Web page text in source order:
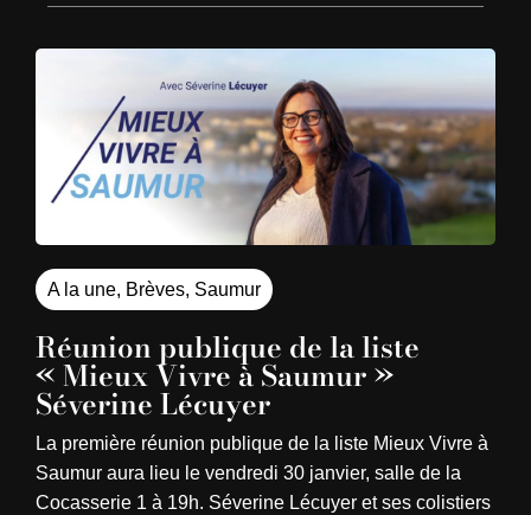
A la une, Brèves, Saumur
Réunion publique de la liste
« Mieux Vivre à Saumur »
Séverine Lécuyer
La première réunion publique de la liste Mieux Vivre à
Saumur aura lieu le vendredi 30 janvier, salle de la
Cocasserie 1 à 19h. Séverine Lécuyer et ses colistiers